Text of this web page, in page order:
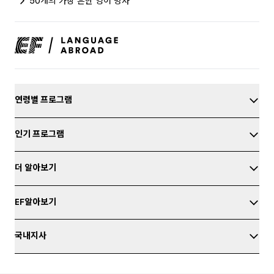
연령별 프로그램
인기 프로그램
더 알아보기
EF알아보기
국내지사